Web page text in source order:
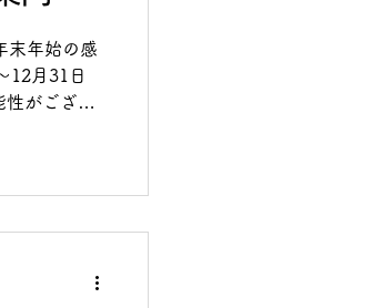
末年始の感
12月31日
がござい